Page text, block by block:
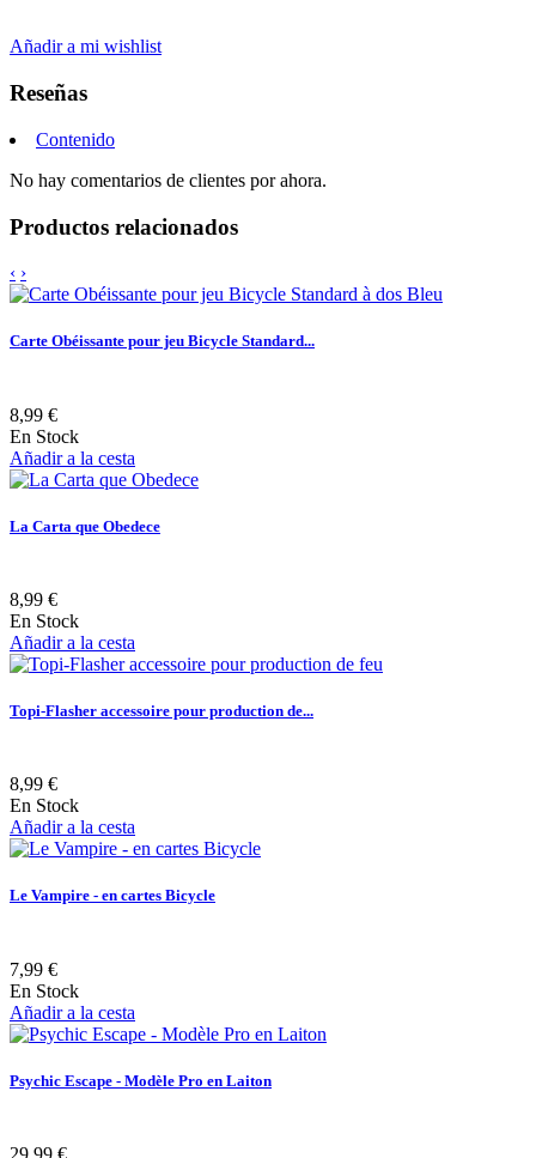
Añadir a mi wishlist
Reseñas
Contenido
No hay comentarios de clientes por ahora.
Productos relacionados
‹ ›
Carte Obéissante pour jeu Bicycle Standard...
8,99 €
En Stock
Añadir a la cesta
La Carta que Obedece
8,99 €
En Stock
Añadir a la cesta
Topi-Flasher accessoire pour production de...
8,99 €
En Stock
Añadir a la cesta
Le Vampire - en cartes Bicycle
7,99 €
En Stock
Añadir a la cesta
Psychic Escape - Modèle Pro en Laiton
29,99 €